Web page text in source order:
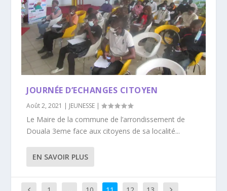
JOURNÉE D’ECHANGES CITOYEN
Août 2, 2021 | JEUNESSE |
Le Maire de la commune de l’arrondissement de
Douala 3eme face aux citoyens de sa localité...
EN SAVOIR PLUS